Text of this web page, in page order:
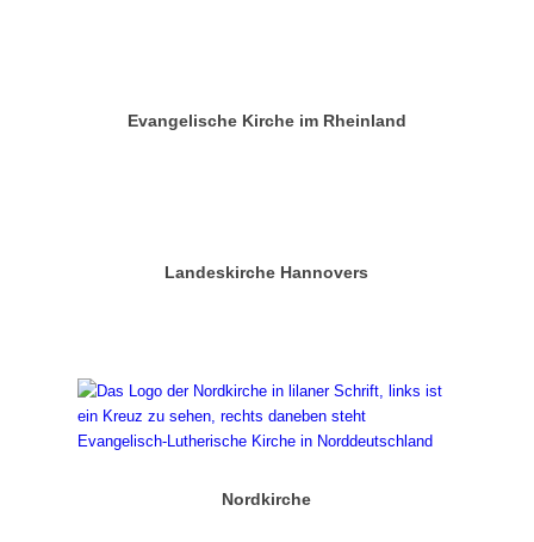
Evangelische Kirche im Rheinland
Landeskirche Hannovers
Nordkirche